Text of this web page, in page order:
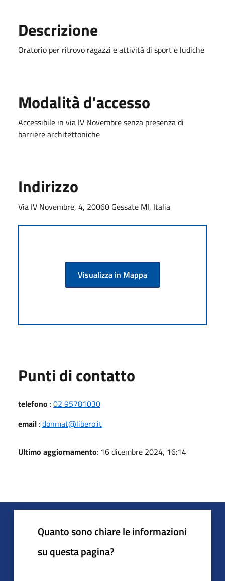
Descrizione
Oratorio per ritrovo ragazzi e attività di sport e ludiche
Modalità d'accesso
Accessibile in via IV Novembre senza presenza di
barriere architettoniche
Indirizzo
Via IV Novembre, 4, 20060 Gessate MI, Italia
Visualizza in Mappa
Punti di contatto
telefono :02 95781030
email :donmat@libero.it
Ultimo aggiornamento: 16 dicembre 2024, 16:14
Quanto sono chiare le informazioni
su questa pagina?